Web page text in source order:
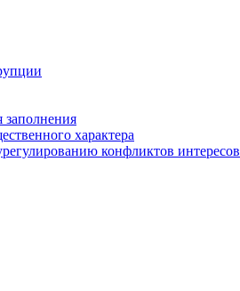
характера
конфликтов интересов